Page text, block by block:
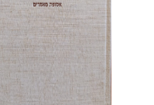
מחיר השקה
$78
$55